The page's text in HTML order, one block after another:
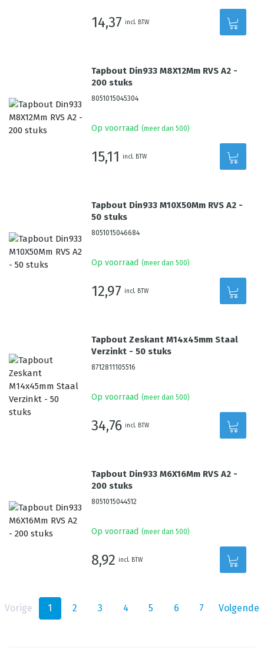
14,37 incl. BTW
Tapbout Din933 M8X12Mm RVS A2 -
200 stuks
8051015045304
Op voorraad (meer dan 500)
15,11 incl. BTW
Tapbout Din933 M10X50Mm RVS A2 -
50 stuks
8051015046684
Op voorraad (meer dan 500)
12,97 incl. BTW
Tapbout Zeskant M14x45mm Staal
Verzinkt - 50 stuks
8712811105516
Op voorraad (meer dan 500)
34,76 incl. BTW
Tapbout Din933 M6X16Mm RVS A2 -
200 stuks
8051015044512
Op voorraad (meer dan 500)
8,92 incl. BTW
Vorige 1 2 3 4 5 6 7 Volgende